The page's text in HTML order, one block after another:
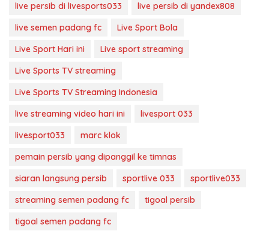
live persib di livesports033
live persib di yandex808
live semen padang fc
Live Sport Bola
Live Sport Hari ini
Live sport streaming
Live Sports TV streaming
Live Sports TV Streaming Indonesia
live streaming video hari ini
livesport 033
livesport033
marc klok
pemain persib yang dipanggil ke timnas
siaran langsung persib
sportlive 033
sportlive033
streaming semen padang fc
tigoal persib
tigoal semen padang fc